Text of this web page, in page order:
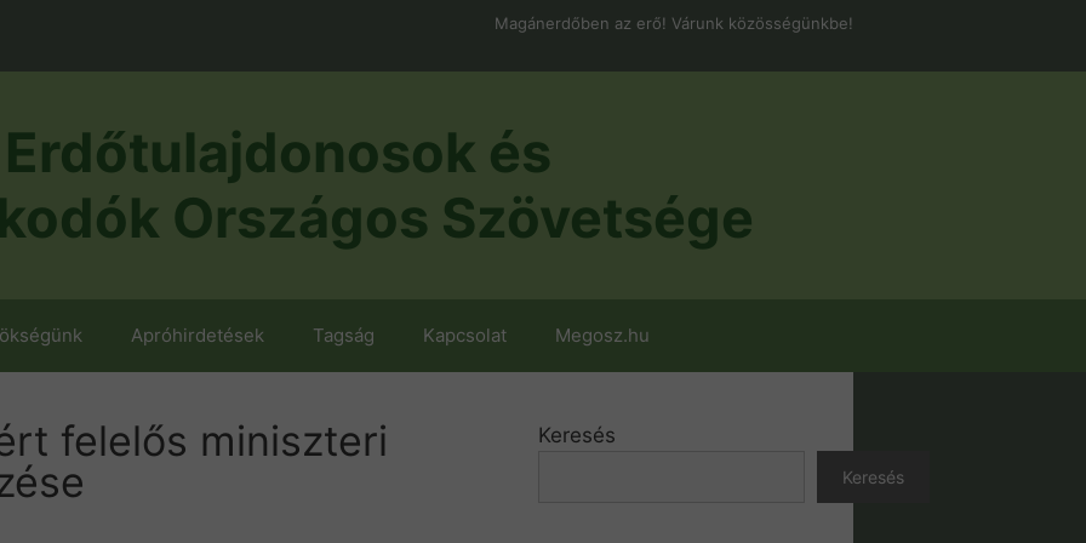
Magánerdőben az erő! Várunk közösségünkbe!
és
Országos Szövetsége
Apróhirdetések Tagság Kapcsolat Megosz.hu
felelős miniszteri
Keresés
Keresés